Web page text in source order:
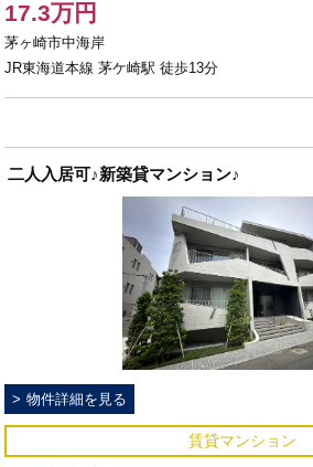
17.3万円
茅ヶ崎市中海岸
JR東海道本線 茅ケ崎駅 徒歩13分
二人入居可♪新築貸マンション♪
物件詳細を見る
賃貸マンション